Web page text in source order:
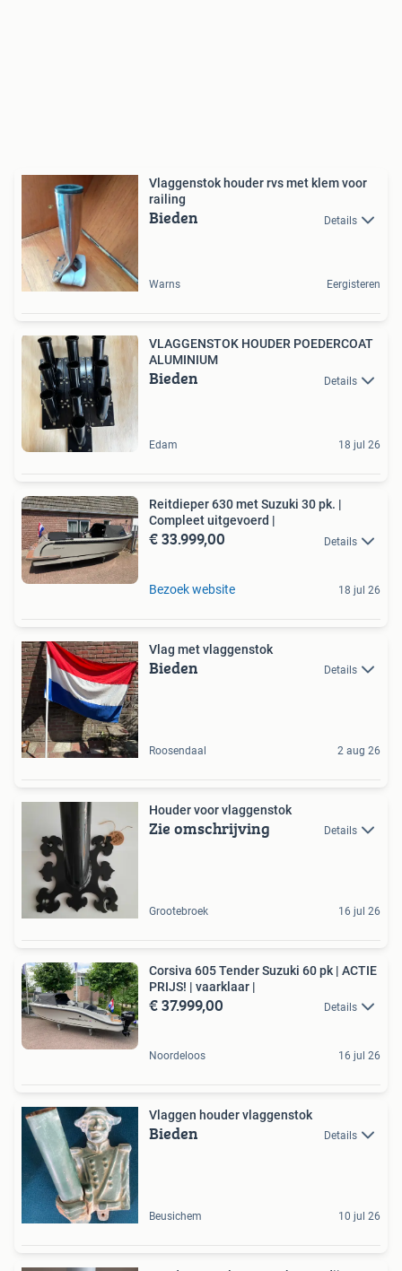
Vlaggenstok houder rvs met klem voor
railing
Bieden Details
Warns Eergisteren
VLAGGENSTOK HOUDER POEDERCOAT
ALUMINIUM
Bieden Details
Edam 18 jul 26
Reitdieper 630 met Suzuki 30 pk. |
Compleet uitgevoerd |
€ 33.999,00 Details
Bezoek website 18 jul 26
Vlag met vlaggenstok
Bieden Details
Roosendaal 2 aug 26
Houder voor vlaggenstok
Zie omschrijving Details
Grootebroek 16 jul 26
Corsiva 605 Tender Suzuki 60 pk | ACTIE
PRIJS! | vaarklaar |
€ 37.999,00 Details
Noordeloos 16 jul 26
Vlaggen houder vlaggenstok
Bieden Details
Beusichem 10 jul 26